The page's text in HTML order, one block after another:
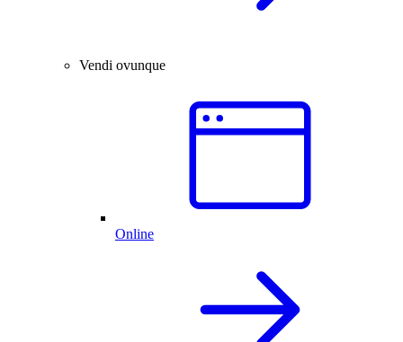
Vendi ovunque
Online